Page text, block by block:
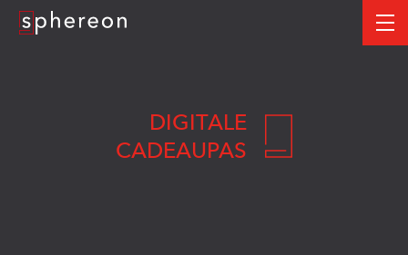
Logo
DIGITALE
CADEAUPAS